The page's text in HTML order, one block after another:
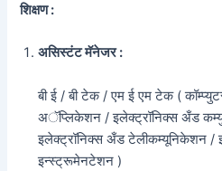
शिक्षण :
असिस्टंट मॅनेजर :
बी ई / बी टेक / एम ई एम टेक (
अॅप्लिकेशन / इलेक्ट्रॉनिक्स अँड
इलेक्ट्रॉनिक्स अँड टेलीकम्यूनिकेशन /
इन्स्ट्रूमेनटेशन )